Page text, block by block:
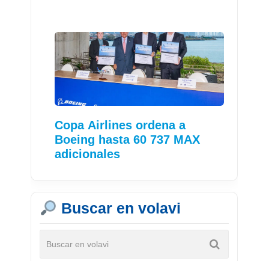
Copa Airlines ordena a
Boeing hasta 60 737 MAX
adicionales
Buscar en volavi